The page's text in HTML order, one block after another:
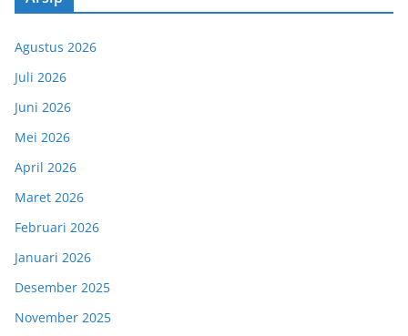
Agustus 2026
Juli 2026
Juni 2026
Mei 2026
April 2026
Maret 2026
Februari 2026
Januari 2026
Desember 2025
November 2025